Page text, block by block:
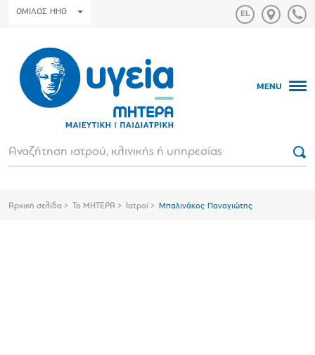
ΟΜΙΛΟΣ HHG
MENU
Αρχική σελίδα Το ΜΗΤΕΡΑ Ιατροί Μπαλινάκος Παναγιώτης